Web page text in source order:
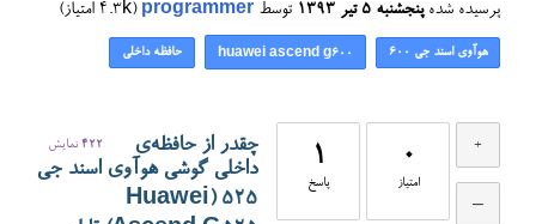
پرسیده شده پنجشنبه ۵ تیر ۱۳۹۳ توسط programmer
(
4.3k امتیاز)
هوآوی اسند جی ۶۰۰ huawei ascend g600 حافظه داخلی
0
امتیاز
1
پاسخ
422 نمایش
چقدر از حافظه‌ی
داخلی گوشی هوآوی اسند جی
525 (Huawei